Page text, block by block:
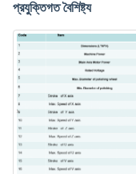
প্রযুক্তিগত বৈশিষ্ট্য